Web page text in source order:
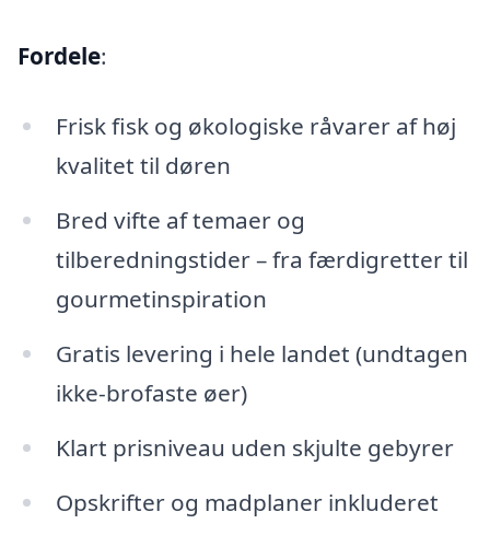
Fordele:
Frisk fisk og økologiske råvarer af høj
kvalitet til døren
Bred vifte af temaer og
tilberedningstider – fra færdigretter til
gourmetinspiration
Gratis levering i hele landet (undtagen
ikke-brofaste øer)
Klart prisniveau uden skjulte gebyrer
Opskrifter og madplaner inkluderet